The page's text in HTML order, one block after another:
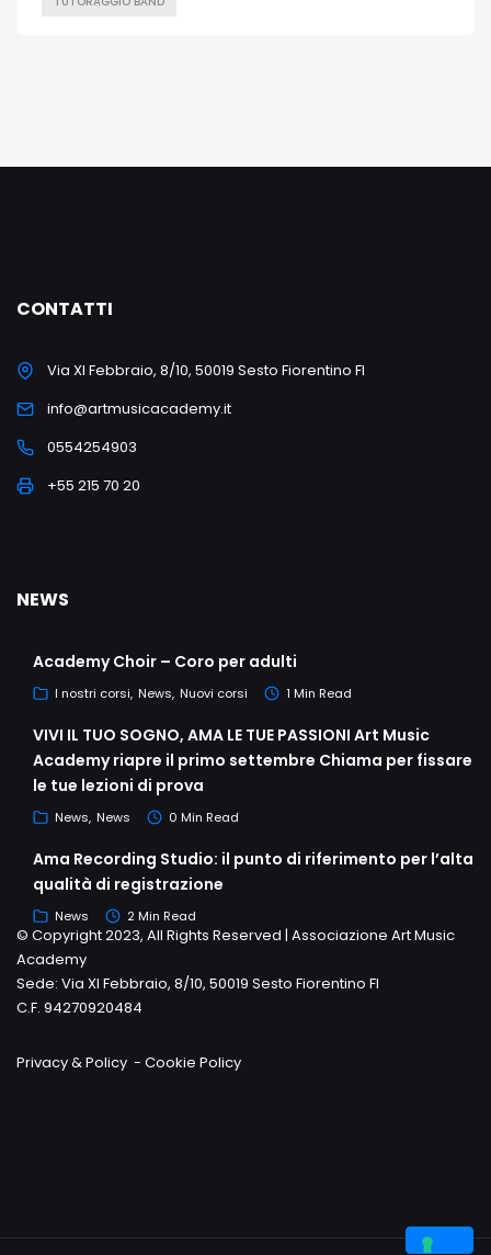
CONTATTI
Via XI Febbraio, 8/10, 50019 Sesto Fiorentino FI
info@artmusicacademy.it
0554254903
+55 215 70 20
NEWS
Academy Choir – Coro per adulti
I nostri corsi News Nuovi corsi 1 Min Read
VIVI IL TUO SOGNO, AMA LE TUE PASSIONI Art Music
Academy riapre il primo settembre Chiama per fissare
le tue lezioni di prova
News News 0 Min Read
Ama Recording Studio: il punto di riferimento per l’alta
qualità di registrazione
News 2 Min Read
© Copyright 2023, All Rights Reserved | Associazione Art Music
Academy
Sede: Via XI Febbraio, 8/10, 50019 Sesto Fiorentino FI
C.F. 94270920484
Privacy & Policy - Cookie Policy